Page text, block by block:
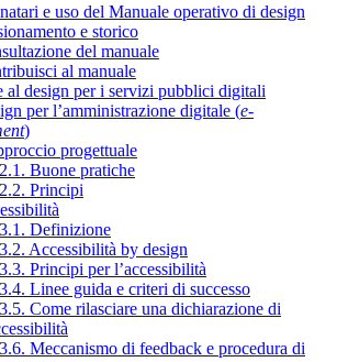
e uso del Manuale operativo di design
e storico
del manuale
al manuale
al design per i servizi pubblici digitali
per l’amministrazione digitale (e-
)
progettuale
Buone pratiche
Principi
Definizione
Accessibilità by design
Principi per l’accessibilità
Linee guida e criteri di successo
Come rilasciare una dichiarazione di
Meccanismo di feedback e procedura di